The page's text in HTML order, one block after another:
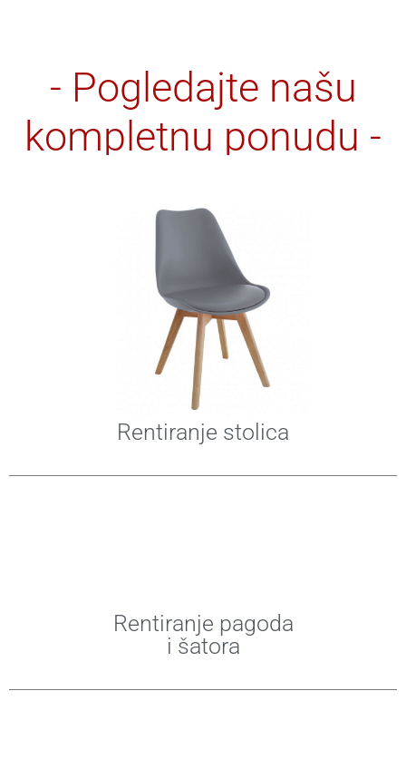
- Pogledajte našu
kompletnu ponudu -
Rentiranje stolica
Rentiranje pagoda
i šatora